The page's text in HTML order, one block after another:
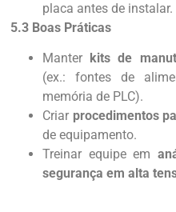
placa antes de instalar.
5.3 Boas Práticas
Manter kits de
(ex.: fontes de
memória de PLC).
Criar procedimentos
de equipamento.
Treinar equipe em
segurança em alta